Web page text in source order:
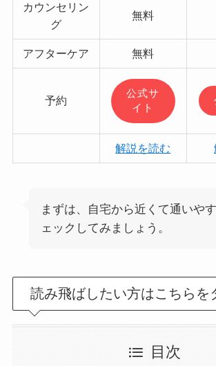
カウンセリン
グ
無料
アフターケア 無料
予約
公式サ
イト
解説を読む
まずは、自宅から近くて通いや
ェックしてみましょう。
読み飛ばしたい方はこちらを
目次